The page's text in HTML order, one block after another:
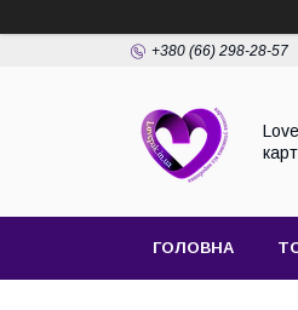
+380 (66) 298-28-57
ГОЛОВНА